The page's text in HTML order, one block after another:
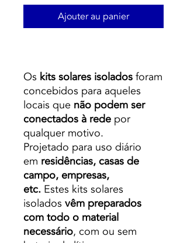
Ajouter au panier
Os kits solares isolados foram
concebidos para aqueles
locais que não podem ser
conectados à rede por
qualquer motivo.
Projetado para uso diário
em residências, casas de
campo, empresas,
etc. Estes kits solares
isolados vêm preparados
com todo o material
necessário, com ou sem